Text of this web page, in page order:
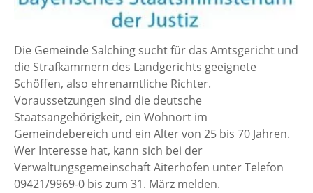
Die Gemeinde Salching sucht für das Amtsgericht und
die Strafkammern des Landgerichts geeignete
Schöffen, also ehrenamtliche Richter.
Voraussetzungen sind die deutsche
Staatsangehörigkeit, ein Wohnort im
Gemeindebereich und ein Alter von 25 bis 70 Jahren.
Wer Interesse hat, kann sich bei der
Verwaltungsgemeinschaft Aiterhofen unter Telefon
09421/9969-0 bis zum 31. März melden.